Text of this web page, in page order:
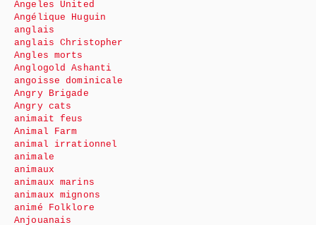
Angeles United
Angélique Huguin
anglais
anglais Christopher
Angles morts
Anglogold Ashanti
angoisse dominicale
Angry Brigade
Angry cats
animait feus
Animal Farm
animal irrationnel
animale
animaux
animaux marins
animaux mignons
animé Folklore
Anjouanais